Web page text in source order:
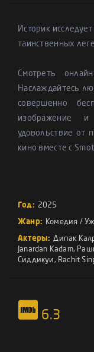
Историк
таинственных
Смотреть
Наслаждайтесь
совершенно
изображение
удовольствие от
кино вместе с
Год: 2025
Жанр: Комедия /
Актеры: Дипак
Janardan Kadam,
Сиддикуи, Rachit
6.3